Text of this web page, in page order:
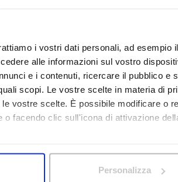
i vostri dati personali, ad esempio
alle informazioni sul vostro
e i contenuti, ricercare il pubblico e
scopi. Le vostre scelte in materia di
vostre scelte. È possibile modificare o
o facendo clic sull'icona di attivazione
scansionandolo attivamente alla
Personalizza
appuntamento
Antonella Buccione